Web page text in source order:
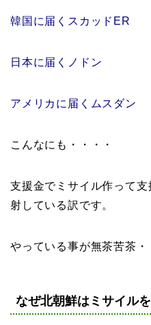
韓国に届くスカッドER
日本に届くノドン ：
アメリカに届くムスダン
こんなにも・・・・
支援金でミサイル作って
射している訳です。
やっている事が無茶苦茶・
なぜ北朝鮮はミサイル